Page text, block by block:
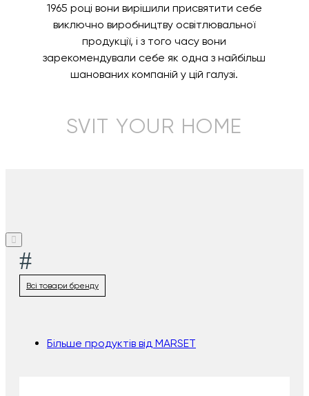
1965 році вони вирішили присвятити себе
виключно виробництву освітлювальної
продукції, і з того часу вони
зарекомендували себе як одна з найбільш
шанованих компаній у цій галузі.
SVIT YOUR HOME
#
Всі товари бренду
Більше продуктів від MARSET